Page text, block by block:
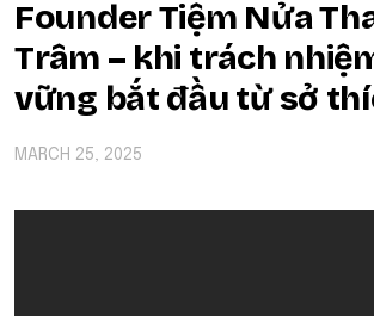
Founder Tiệm Nửa
Trâm – khi trách
vững bắt đầu từ sở
MARCH 25, 2025